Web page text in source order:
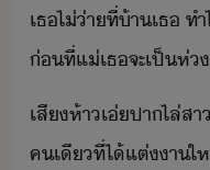
เธ​ไ่่า​ที่​้า​เธ​ ​ท
่ที่​แ่​เธ​จะ​เป็ห่
เสี​ห้า​เ่ปา​ไล่​ส
คเี​ที่​ไ้​แต่า​